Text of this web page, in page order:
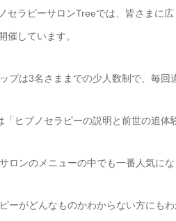
セラピーサロンTreeでは、皆さまに
催しています。
プは3名さままでの少人数制で、毎回
「ヒプノセラピーの説明と前世の追体
ロンのメニューの中でも一番人気に
ーがどんなものかわからない方にも